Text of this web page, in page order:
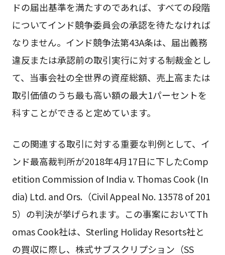
ドの届出基準を満たすのであれば、すべての段階
についてインド競争委員会の承認を待たなければ
なりません。インド競争法第43A条は、届出義務
違反または承認前の取引実行に対する制裁金とし
て、当事会社の全世界の資産総額、売上高または
取引価値のうち最も高い額の最大1パーセントを
科すことができると定めています。
この関連する取引に対する重要な判例として、イ
ンド最高裁判所が2018年4月17日に下したComp
etition Commission of India v. Thomas Cook (In
dia) Ltd. and Ors.（Civil Appeal No. 13578 of 201
5）の判決が挙げられます。この事案においてTh
omas Cook社は、Sterling Holiday Resorts社と
の買収に際し、株式サブスクリプション（SS